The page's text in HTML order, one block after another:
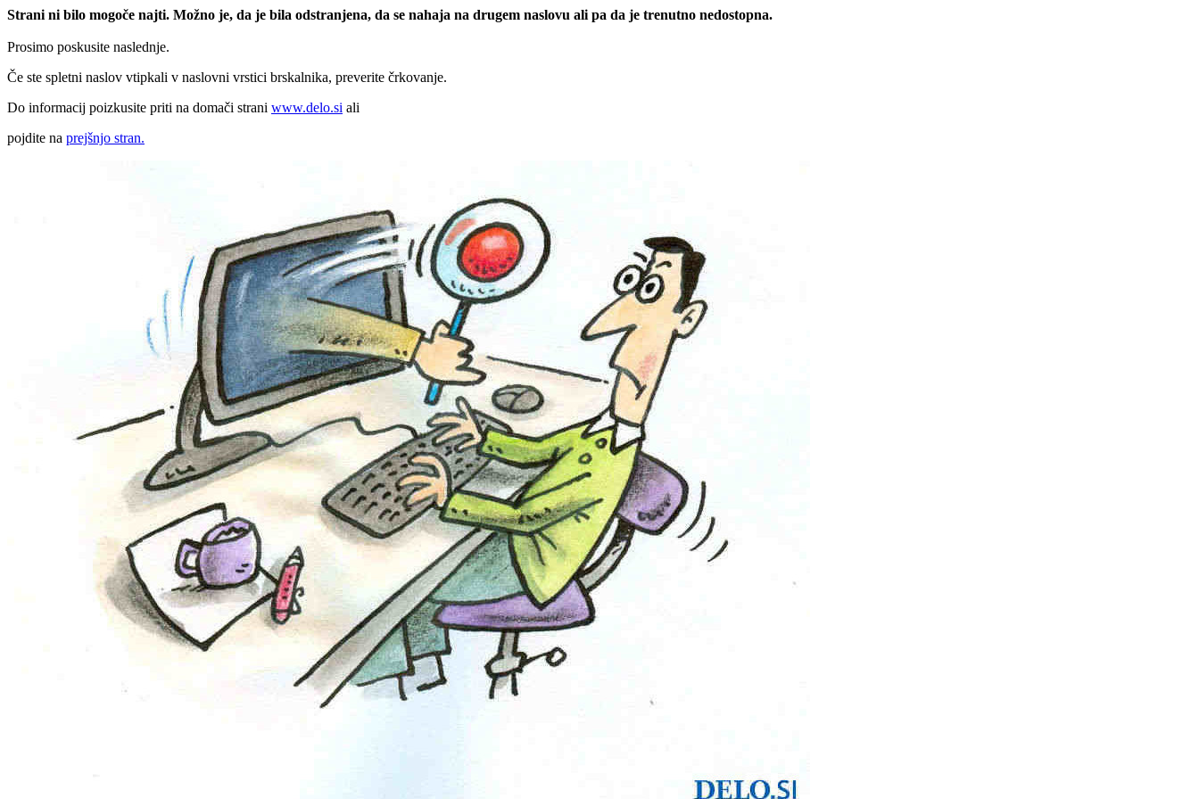
Strani ni bilo mogoče najti. Možno je, da je bila odstranjena, da se nahaja na drugem naslovu ali pa da je trenutno nedostopna.
Prosimo poskusite naslednje.
Če ste spletni naslov vtipkali v naslovni vrstici brskalnika, preverite črkovanje.
Do informacij poizkusite priti na domači strani www.delo.si ali
pojdite na prejšnjo stran.